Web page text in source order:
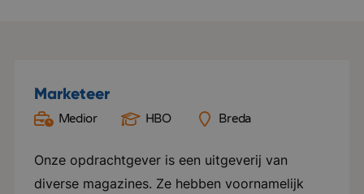
Marketeer
Medior HBO Breda
Onze opdrachtgever is een uitgeverij van
diverse magazines. Ze hebben voornamelijk